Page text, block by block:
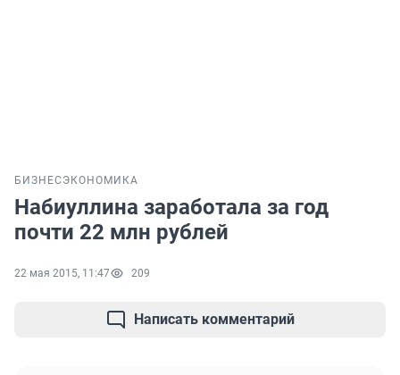
БИЗНЕС ЭКОНОМИКА
Набиуллина заработала за год
почти 22 млн рублей
22 мая 2015, 11:47 209
Написать комментарий